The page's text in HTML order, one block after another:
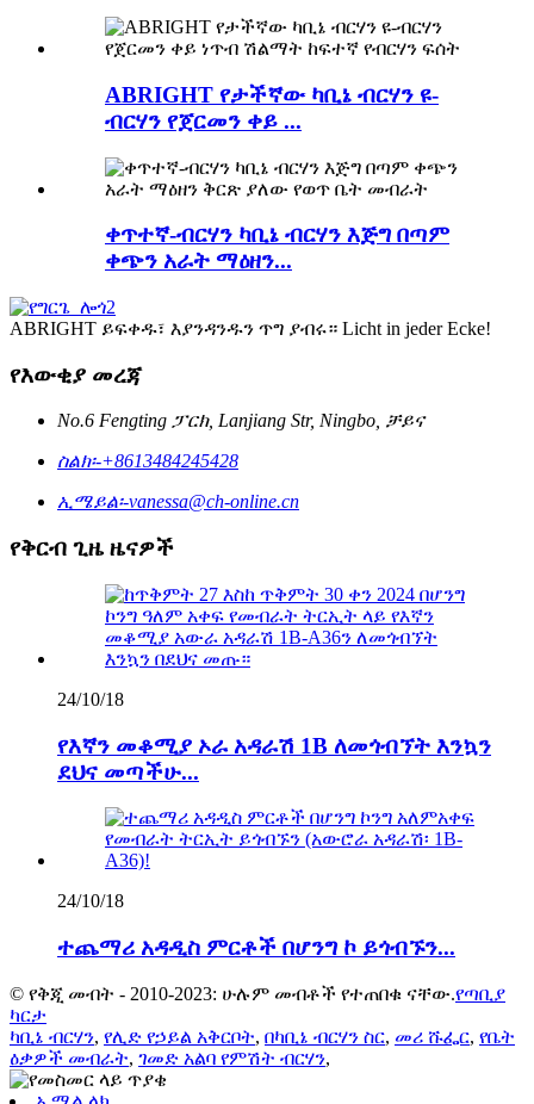
ABRIGHT የታችኛው ካቢኔ ብርሃን ዩ-
ብርሃን የጀርመን ቀይ ...
ቀጥተኛ-ብርሃን ካቢኔ ብርሃን እጅግ በጣም
ቀጭን አራት ማዕዘን...
ABRIGHT ይፍቀዱ፣ እያንዳንዱን ጥግ ያብሩ። Licht in jeder Ecke!
የእውቂያ መረጃ
No.6 Fengting ፓርክ, Lanjiang Str, Ningbo, ቻይና
ስልክ፡-+8613484245428
ኢሜይል፡-vanessa@ch-online.cn
የቅርብ ጊዜ ዜናዎች
24/10/18
የእኛን መቆሚያ ኦራ አዳራሽ 1B ለመጎብኘት እንኳን
ደህና መጣችሁ...
24/10/18
ተጨማሪ አዳዲስ ምርቶች በሆንግ ኮ ይጎብኙን...
© የቅጂ መብት - 2010-2023: ሁሉም መብቶች የተጠበቁ ናቸው.የጣቢያ
ካርታ
ካቢኔ ብርሃን, የሊድ የኃይል አቅርቦት, በካቢኔ ብርሃን ስር, መሪ ሹፌር, የቤት
ዕቃዎች መብራት, ገመድ አልባ የምሽት ብርሃን,